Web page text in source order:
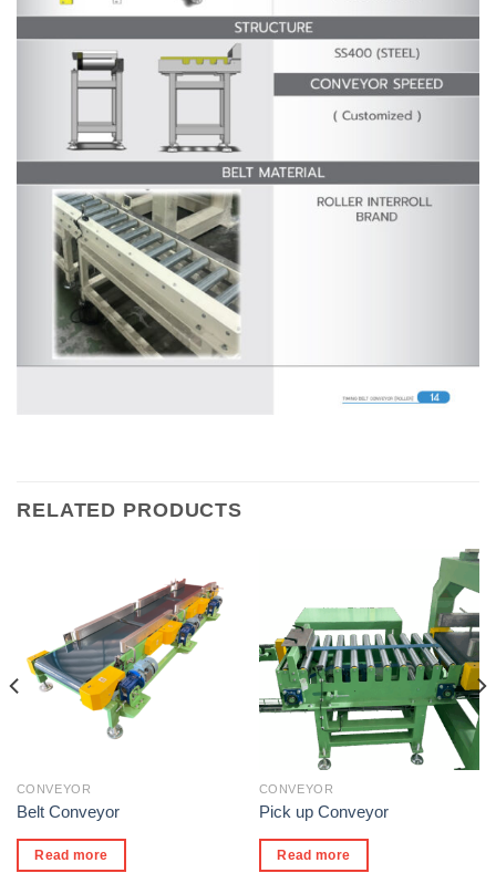
RELATED PRODUCTS
CONVEYOR
Belt Conveyor
Read more
CONVEYOR
Pick up Conveyor
Read more